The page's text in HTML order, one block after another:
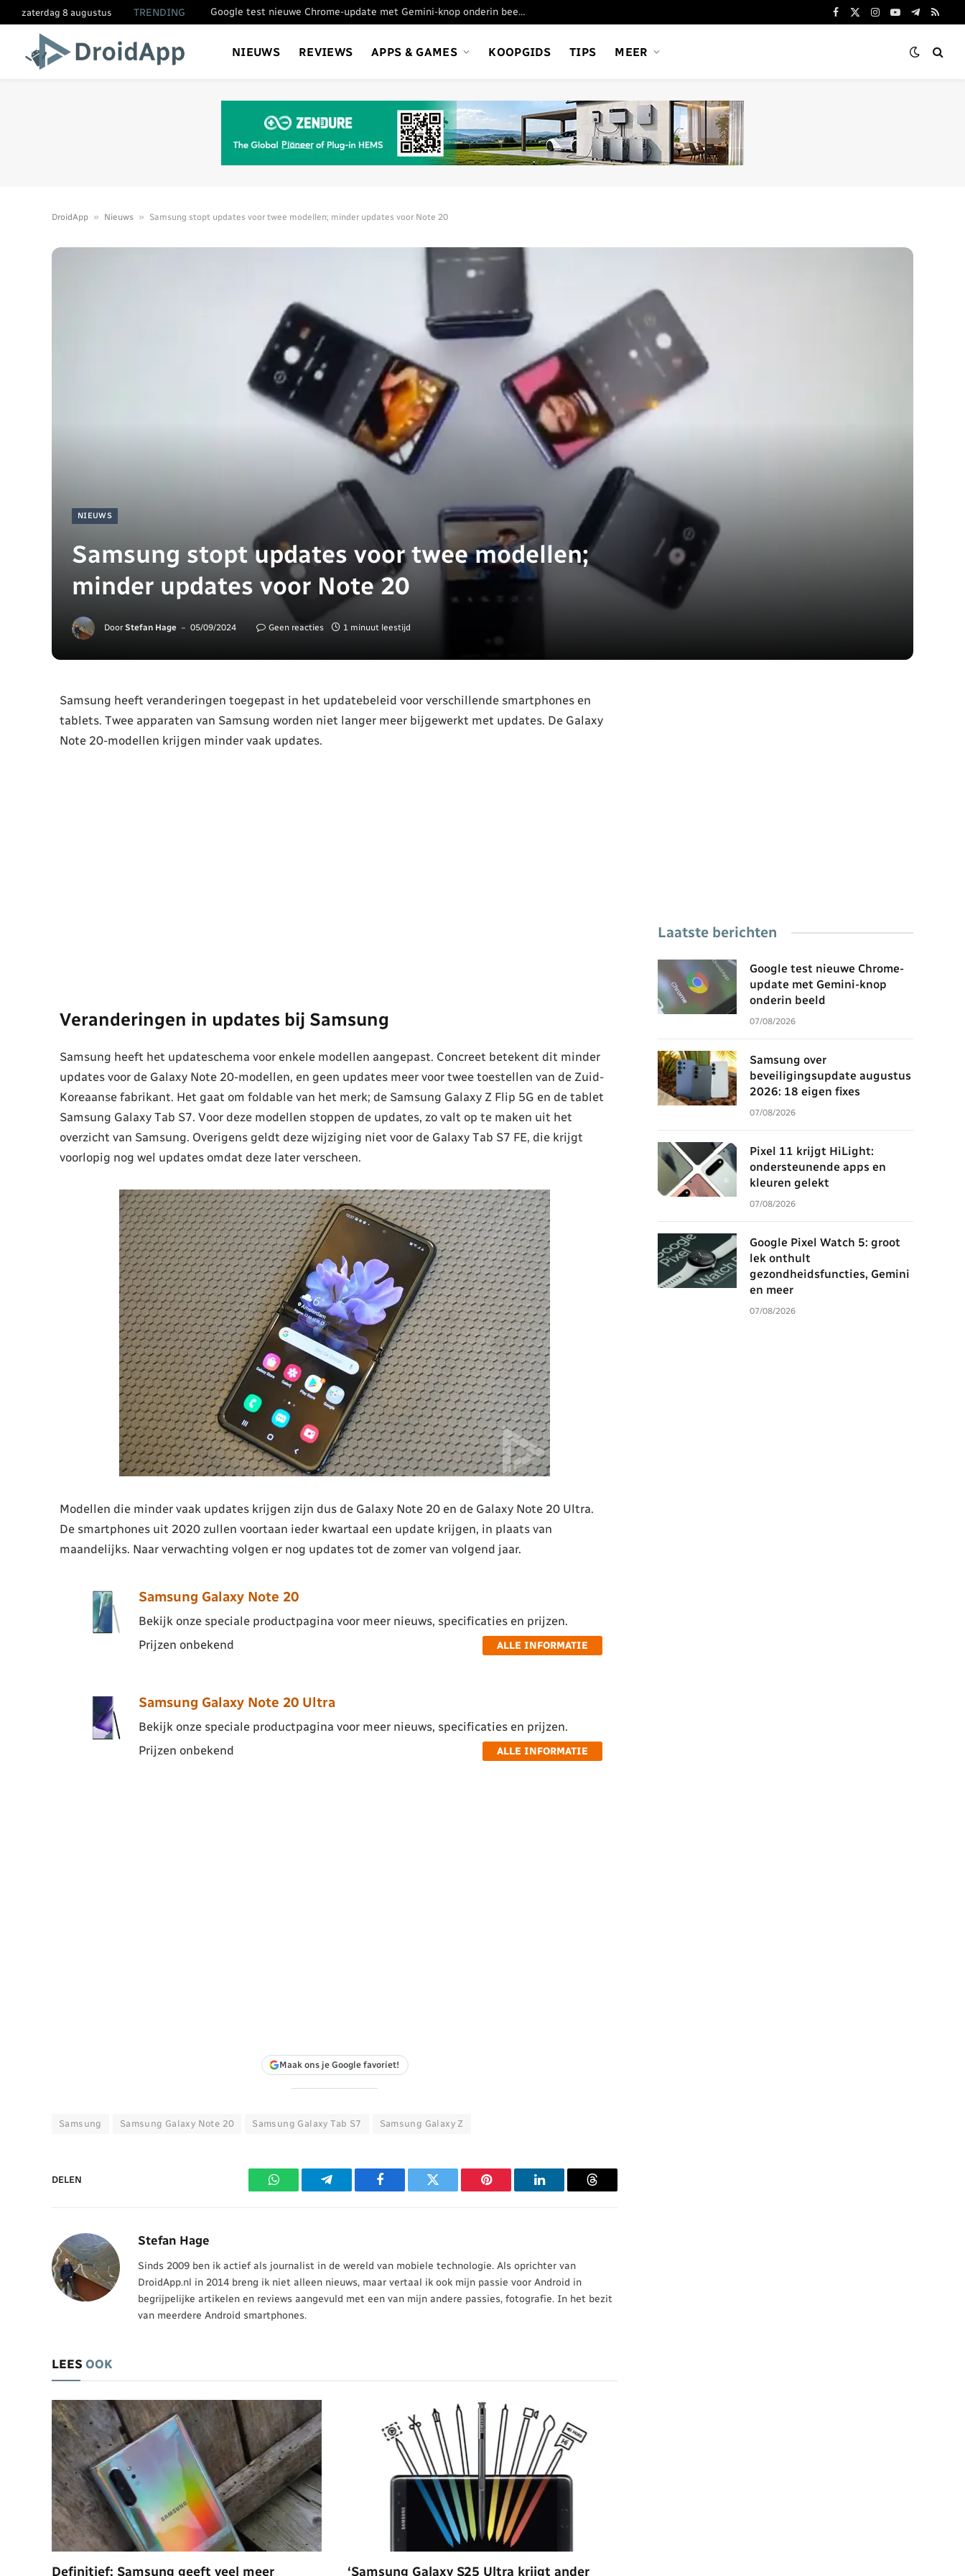
zaterdag 8 augustus TRENDING Google test nieuwe Chrome-update met Gemini-knop onderin beeld
Facebook
X
Instagram
YouTube
Telegram
RSS
NIEUWS REVIEWS APPS & GAMES KOOPGIDS TIPS MEER
DroidApp » Nieuws » Samsung stopt updates voor twee modellen; minder updates voor Note 20
NIEUWS
Samsung stopt updates voor twee modellen;
minder updates voor Note 20
Door Stefan Hage 05/09/2024 Geen reacties 1 minuut leestijd
Samsung heeft veranderingen toegepast in het updatebeleid voor verschillende smartphones en
tablets. Twee apparaten van Samsung worden niet langer meer bijgewerkt met updates. De Galaxy
Note 20-modellen krijgen minder vaak updates.
Veranderingen in updates bij Samsung
Samsung heeft het updateschema voor enkele modellen aangepast. Concreet betekent dit minder
updates voor de Galaxy Note 20-modellen, en geen updates meer voor twee toestellen van de Zuid-
Koreaanse fabrikant. Het gaat om foldable van het merk; de Samsung Galaxy Z Flip 5G en de tablet
Samsung Galaxy Tab S7. Voor deze modellen stoppen de updates, zo valt op te maken uit het
overzicht van Samsung. Overigens geldt deze wijziging niet voor de Galaxy Tab S7 FE, die krijgt
voorlopig nog wel updates omdat deze later verscheen.
Modellen die minder vaak updates krijgen zijn dus de Galaxy Note 20 en de Galaxy Note 20 Ultra.
De smartphones uit 2020 zullen voortaan ieder kwartaal een update krijgen, in plaats van
maandelijks. Naar verwachting volgen er nog updates tot de zomer van volgend jaar.
Samsung Galaxy Note 20
Bekijk onze speciale productpagina voor meer nieuws, specificaties en prijzen.
Prijzen onbekend
ALLE INFORMATIE
Samsung Galaxy Note 20 Ultra
Bekijk onze speciale productpagina voor meer nieuws, specificaties en prijzen.
Prijzen onbekend
ALLE INFORMATIE
Maak ons je Google favoriet!
Samsung Samsung Galaxy Note 20 Samsung Galaxy Tab S7 Samsung Galaxy Z
DELEN
WhatsAppTelegram Facebook Twitter Pinterest LinkedIn Threads
Stefan Hage
Sinds 2009 ben ik actief als journalist in de wereld van mobiele technologie. Als oprichter van
DroidApp.nl in 2014 breng ik niet alleen nieuws, maar vertaal ik ook mijn passie voor Android in
begrijpelijke artikelen en reviews aangevuld met een van mijn andere passies, fotografie. In het bezit
van meerdere Android smartphones.
LEES OOK
Definitief: Samsung geeft veel meer ‘Samsung Galaxy S25 Ultra krijgt ander
Laatste berichten
Google test nieuwe Chrome-
update met Gemini-knop
onderin beeld
07/08/2026
Samsung over
beveiligingsupdate augustus
2026: 18 eigen fixes
07/08/2026
Pixel 11 krijgt HiLight:
ondersteunende apps en
kleuren gelekt
07/08/2026
Google Pixel Watch 5: groot
lek onthult
gezondheidsfuncties, Gemini
en meer
07/08/2026